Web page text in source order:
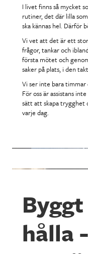
I livet finns så mycket
rutiner, det där lilla
ska kännas hel. Därför
Vi vet att det är ett
frågor, tankar och
första mötet och
saker på plats, i den
Vi ser inte bara
För oss är assistans
sätt att skapa
varje dag.
hålla